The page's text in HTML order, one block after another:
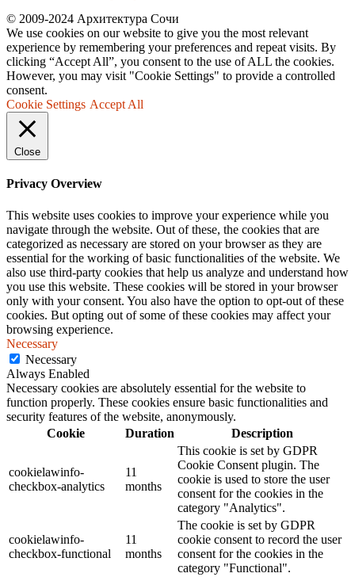
© 2009-2024 Архитектура Сочи
We use cookies on our website to give you the most relevant
experience by remembering your preferences and repeat visits. By
clicking “Accept All”, you consent to the use of ALL the cookies.
However, you may visit "Cookie Settings" to provide a controlled
consent.
Cookie Settings Accept All
Close
Privacy Overview
This website uses cookies to improve your experience while you
navigate through the website. Out of these, the cookies that are
categorized as necessary are stored on your browser as they are
essential for the working of basic functionalities of the website. We
also use third-party cookies that help us analyze and understand how
you use this website. These cookies will be stored in your browser
only with your consent. You also have the option to opt-out of these
cookies. But opting out of some of these cookies may affect your
browsing experience.
Necessary
Necessary
Always Enabled
Necessary cookies are absolutely essential for the website to
function properly. These cookies ensure basic functionalities and
security features of the website, anonymously.
Cookie
Duration Description
cookielawinfo-
checkbox-analytics
11
months
This cookie is set by GDPR
Cookie Consent plugin. The
cookie is used to store the user
consent for the cookies in the
category "Analytics".
cookielawinfo-
checkbox-functional
11
months
The cookie is set by GDPR
cookie consent to record the user
consent for the cookies in the
category "Functional".